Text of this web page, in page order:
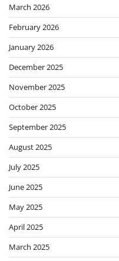
March 2026
February 2026
January 2026
December 2025
November 2025
October 2025
September 2025
August 2025
July 2025
June 2025
May 2025
April 2025
March 2025